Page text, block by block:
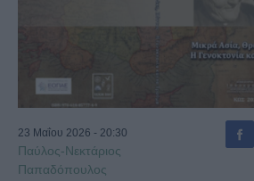
23 Μαΐου 2026 - 20:30
Παύλος-Νεκτάριος
Παπαδόπουλος